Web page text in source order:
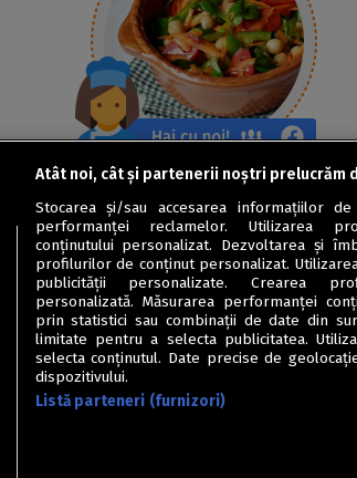
Atât noi, cât și partenerii noștri prelucrăm
Stocarea și/sau accesarea informațiilor
performanței reclamelor. Utilizarea
conținutului personalizat. Dezvoltarea și
profilurilor de conținut personalizat.
publicității personalizate. Crearea
personalizată. Măsurarea performanței
prin statistici sau combinații de date din
limitate pentru a selecta publicitatea.
selecta conținutul. Date precise de
dispozitivului.
Listă parteneri (furnizori)